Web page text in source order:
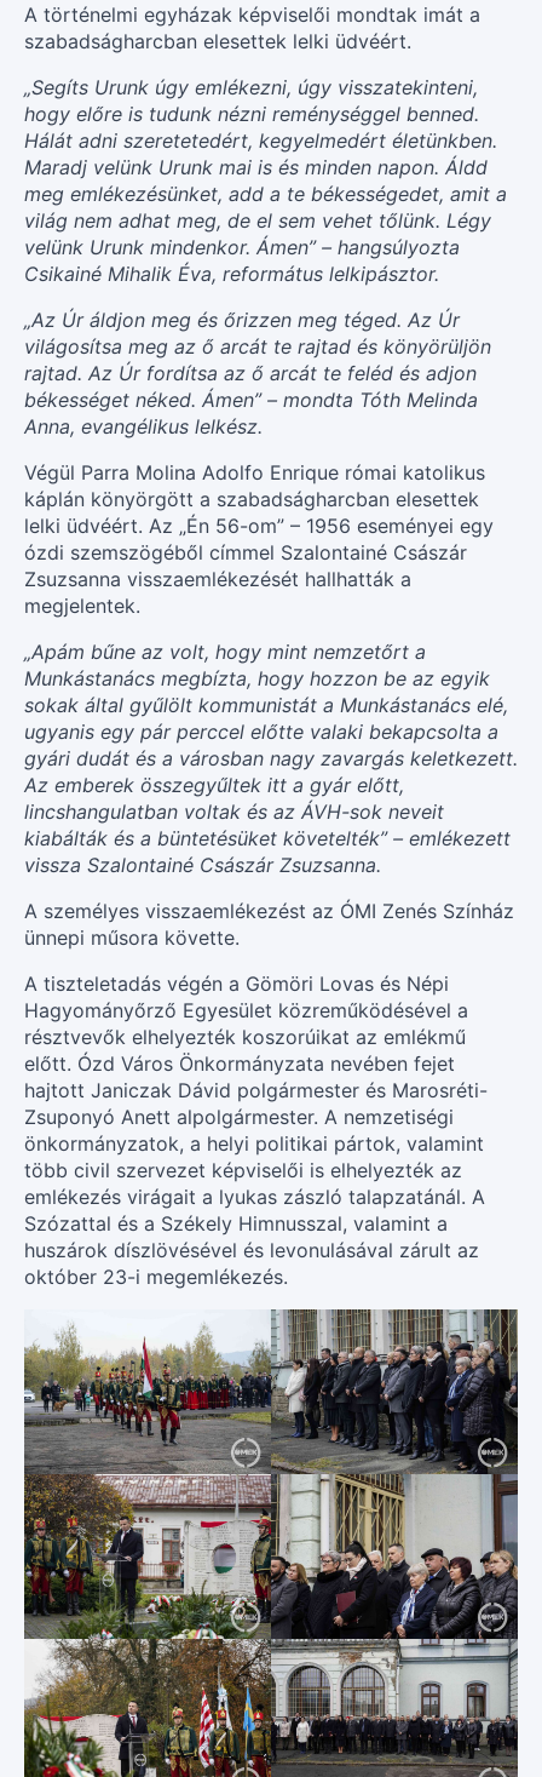
A történelmi egyházak képviselői mondtak imát a
szabadságharcban elesettek lelki üdvéért.
„Segíts Urunk úgy emlékezni, úgy visszatekinteni,
hogy előre is tudunk nézni reménységgel benned.
Hálát adni szeretetedért, kegyelmedért életünkben.
Maradj velünk Urunk mai is és minden napon. Áldd
meg emlékezésünket, add a te békességedet, amit a
világ nem adhat meg, de el sem vehet tőlünk. Légy
velünk Urunk mindenkor. Ámen” – hangsúlyozta
Csikainé Mihalik Éva, református lelkipásztor.
„Az Úr áldjon meg és őrizzen meg téged. Az Úr
világosítsa meg az ő arcát te rajtad és könyörüljön
rajtad. Az Úr fordítsa az ő arcát te feléd és adjon
békességet néked. Ámen” – mondta Tóth Melinda
Anna, evangélikus lelkész.
Végül Parra Molina Adolfo Enrique római katolikus
káplán könyörgött a szabadságharcban elesettek
lelki üdvéért. Az „Én 56-om” – 1956 eseményei egy
ózdi szemszögéből címmel Szalontainé Császár
Zsuzsanna visszaemlékezését hallhatták a
megjelentek.
„Apám bűne az volt, hogy mint nemzetőrt a
Munkástanács megbízta, hogy hozzon be az egyik
sokak által gyűlölt kommunistát a Munkástanács elé,
ugyanis egy pár perccel előtte valaki bekapcsolta a
gyári dudát és a városban nagy zavargás keletkezett.
Az emberek összegyűltek itt a gyár előtt,
lincshangulatban voltak és az ÁVH-sok neveit
kiabálták és a büntetésüket követelték” – emlékezett
vissza Szalontainé Császár Zsuzsanna.
A személyes visszaemlékezést az ÓMI Zenés Színház
ünnepi műsora követte.
A tiszteletadás végén a Gömöri Lovas és Népi
Hagyományőrző Egyesület közreműködésével a
résztvevők elhelyezték koszorúikat az emlékmű
előtt. Ózd Város Önkormányzata nevében fejet
hajtott Janiczak Dávid polgármester és Marosréti-
Zsuponyó Anett alpolgármester. A nemzetiségi
önkormányzatok, a helyi politikai pártok, valamint
több civil szervezet képviselői is elhelyezték az
emlékezés virágait a lyukas zászló talapzatánál. A
Szózattal és a Székely Himnusszal, valamint a
huszárok díszlövésével és levonulásával zárult az
október 23-i megemlékezés.